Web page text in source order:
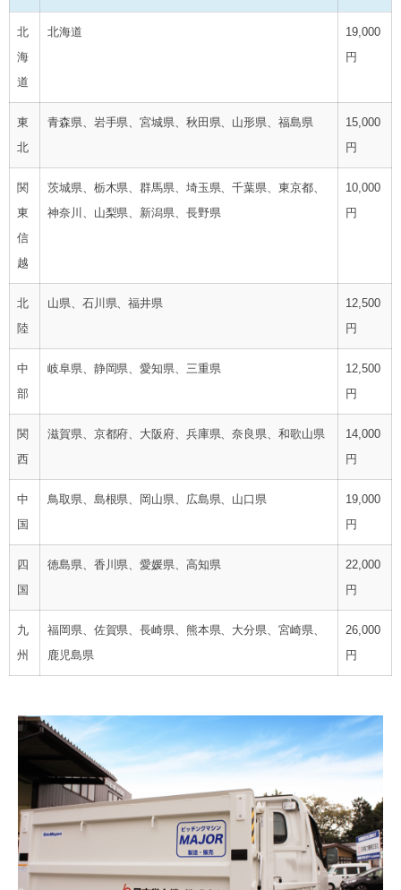
北
海
道
北海道
19,000
円
東
北
青森県、岩手県、宮城県、秋田県、山形県、福島県
15,000
円
関
東
信
越
茨城県、栃木県、群馬県、埼玉県、千葉県、東京都、
神奈川、山梨県、新潟県、長野県
10,000
円
北
陸
山県、石川県、福井県
12,500
円
中
部
岐阜県、静岡県、愛知県、三重県
12,500
円
関
西
滋賀県、京都府、大阪府、兵庫県、奈良県、和歌山県
14,000
円
中
国
鳥取県、島根県、岡山県、広島県、山口県
19,000
円
四
国
徳島県、香川県、愛媛県、高知県
22,000
円
九
州
福岡県、佐賀県、長崎県、熊本県、大分県、宮崎県、
鹿児島県
26,000
円